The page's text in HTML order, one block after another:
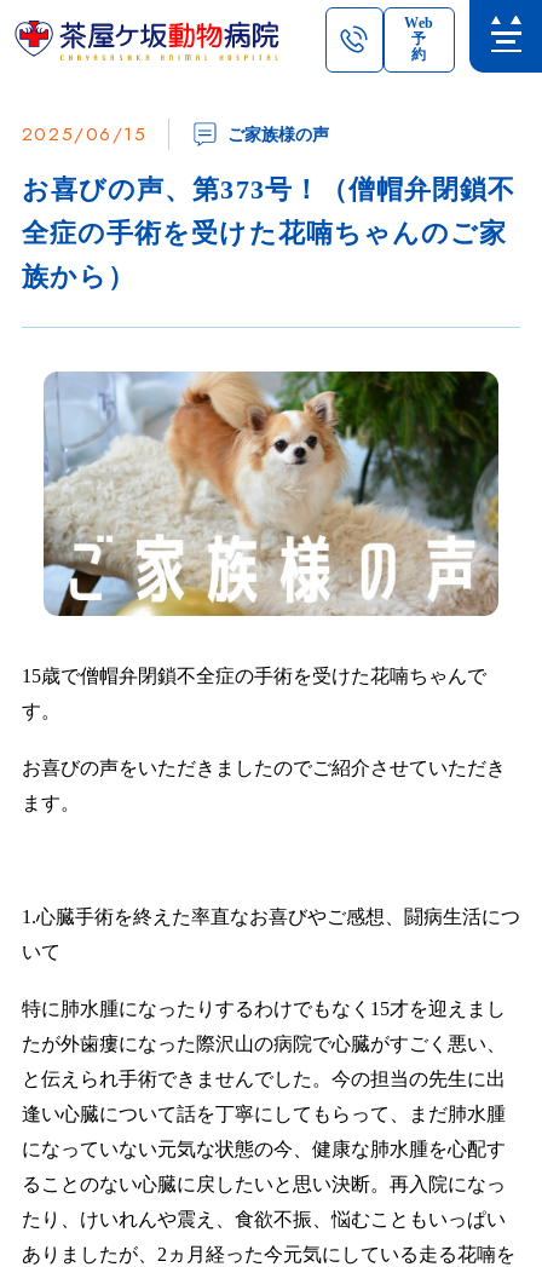
Web
予
約
2025/06/15 ご家族様の声
お喜びの声、第373号！（僧帽弁閉鎖不
全症の手術を受けた花喃ちゃんのご家
族から）
15歳で僧帽弁閉鎖不全症の手術を受けた花喃ちゃんで
す。
お喜びの声をいただきましたのでご紹介させていただき
ます。
1.心臓手術を終えた率直なお喜びやご感想、闘病生活につ
いて
特に肺水腫になったりするわけでもなく15才を迎えまし
たが外歯瘻になった際沢山の病院で心臓がすごく悪い、
と伝えられ手術できませんでした。今の担当の先生に出
逢い心臓について話を丁寧にしてもらって、まだ肺水腫
になっていない元気な状態の今、健康な肺水腫を心配す
ることのない心臓に戻したいと思い決断。再入院になっ
たり、けいれんや震え、食欲不振、悩むこともいっぱい
ありましたが、2ヵ月経った今元気にしている走る花喃を